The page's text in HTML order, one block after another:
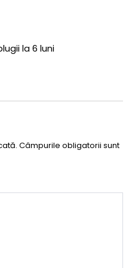
la 6 luni
Câmpurile obligatorii sunt